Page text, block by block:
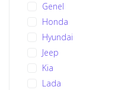
Genel
Honda
Hyundai
Jeep
Kia
Lada